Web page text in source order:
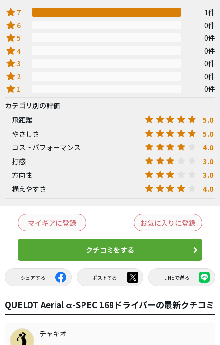
star 7 1件
star 6 0件
star5 0件
star4 0件
star3 0件
star 2 0件
star 1
0件
カテゴリ別の評価
飛距離
5.0
やさしさ 5.0
コストパフォーマンス 4.0
打感 3.0
方向性 3.0
構えやすさ 4.0
マイギアに登録 お気に入りに登録
クチコミをする
シェアする ポストする LINEで送る
QUELOT Aerial α-SPEC 168ドライバーの最新クチコミ
チャキオ